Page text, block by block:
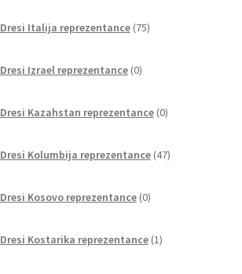
Dresi Italija reprezentance 75izdelkov
Dresi Izrael reprezentance 0izdelkov
Dresi Kazahstan reprezentance 0izdelkov
Dresi Kolumbija reprezentance 47izdelkov
Dresi Kosovo reprezentance 0izdelkov
Dresi Kostarika reprezentance 1izdelek